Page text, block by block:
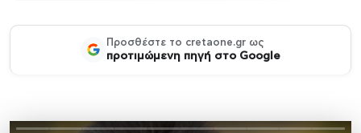
Προσθέστε το cretaone.gr ως
προτιμώμενη πηγή στο Google